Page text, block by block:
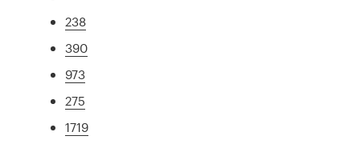
238
390
973
275
1719